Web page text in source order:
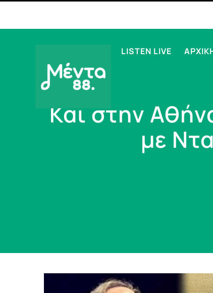
LISTEN LIVE
Και στην
με